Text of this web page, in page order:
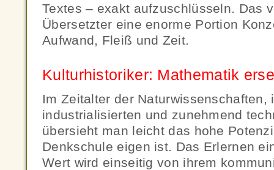
Textes – exakt aufzuschlüsseln. Das
Übersetzter eine enorme Portion
Aufwand, Fleiß und Zeit.
Kulturhistoriker: Mathematik
Im Zeitalter der Naturwissenschaften,
industrialisierten und zunehmend
übersieht man leicht das hohe
Denkschule eigen ist. Das Erlernen
Wert wird einseitig von ihrem